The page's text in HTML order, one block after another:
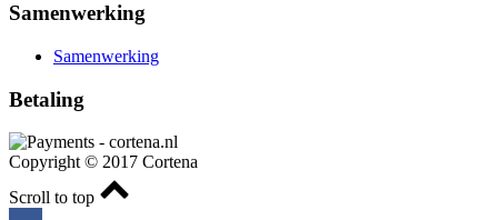
Samenwerking
Samenwerking
Betaling
Copyright © 2017 Cortena
Scroll to top